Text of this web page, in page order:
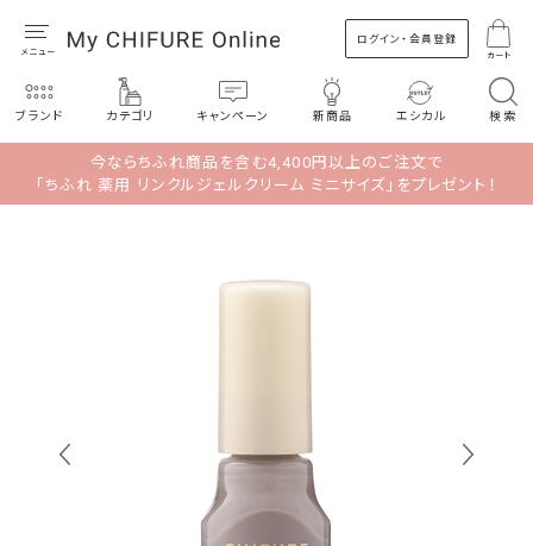
ログイン・会員登録
カート
ブランド カテゴリ キャンペーン 新商品 エシカル 検索
今ならちふれ商品を含む4,400円以上のご注文で
「ちふれ 薬用 リンクルジェルクリーム ミニサイズ」をプレゼント！